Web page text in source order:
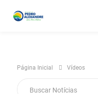
Página Inicial Vídeos